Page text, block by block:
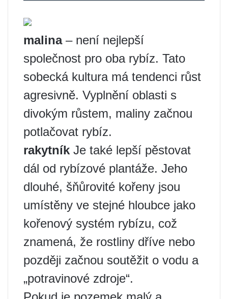
malina– není nejlepší
společnost pro oba rybíz. Tato
sobecká kultura má tendenci růst
agresivně. Vyplnění oblasti s
divokým růstem, maliny začnou
potlačovat rybíz.
rakytník Je také lepší pěstovat
dál od rybízové ​​plantáže. Jeho
dlouhé, šňůrovité kořeny jsou
umístěny ve stejné hloubce jako
kořenový systém rybízu, což
znamená, že rostliny dříve nebo
později začnou soutěžit o vodu a
„potravinové zdroje“.